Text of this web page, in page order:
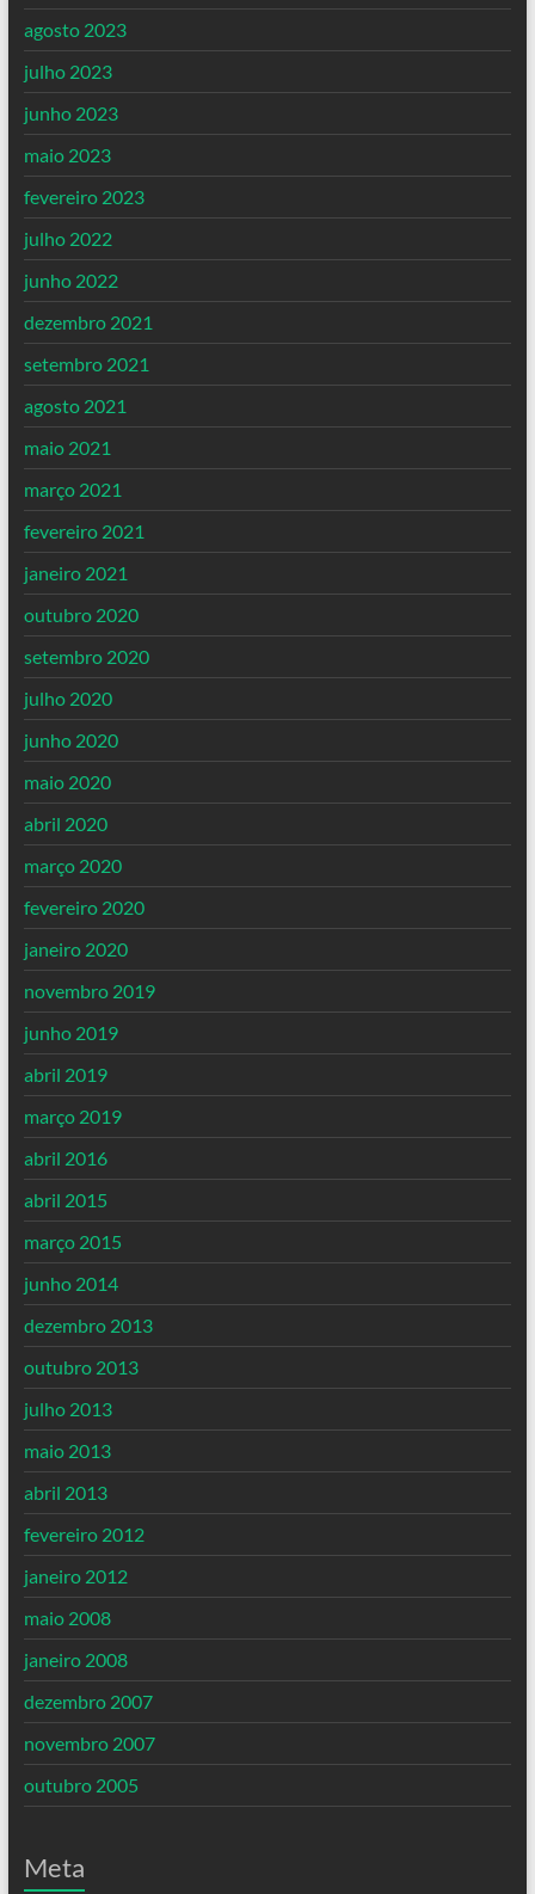
agosto 2023
julho 2023
junho 2023
maio 2023
fevereiro 2023
julho 2022
junho 2022
dezembro 2021
setembro 2021
agosto 2021
maio 2021
março 2021
fevereiro 2021
janeiro 2021
outubro 2020
setembro 2020
julho 2020
junho 2020
maio 2020
abril 2020
março 2020
fevereiro 2020
janeiro 2020
novembro 2019
junho 2019
abril 2019
março 2019
abril 2016
abril 2015
março 2015
junho 2014
dezembro 2013
outubro 2013
julho 2013
maio 2013
abril 2013
fevereiro 2012
janeiro 2012
maio 2008
janeiro 2008
dezembro 2007
novembro 2007
outubro 2005
Meta